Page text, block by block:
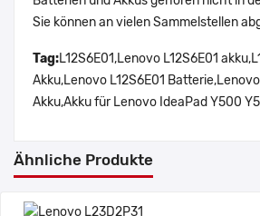
Sie können an vielen Sammelstellen
Tag:L12S6E01,Lenovo L12S6E01
Akku,Lenovo L12S6E01
Akku,Akku für Lenovo IdeaPad Y500
Ähnliche Produkte